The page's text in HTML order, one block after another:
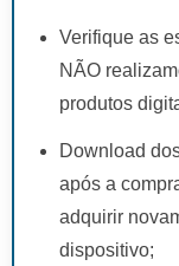
Verifique as
NÃO
produtos
Download
após a
adquirir
dispositivo;